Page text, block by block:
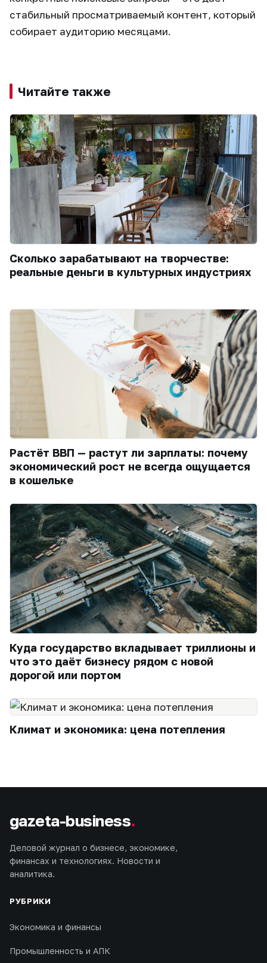
стабильный просматриваемый контент, который
собирает аудиторию месяцами.
Читайте также
Сколько зарабатывают на творчестве:
реальные деньги в культурных индустриях
Растёт ВВП — растут ли зарплаты: почему
экономический рост не всегда ощущается
в кошельке
Куда государство вкладывает триллионы и
что это даёт бизнесу рядом с новой
дорогой или портом
Климат и экономика: цена потепления
gazeta-business.
Деловой журнал о бизнесе, экономике,
финансах и технологиях. Новости и
аналитика.
РУБРИКИ
Экономика и финансы
Промышленность и АПК